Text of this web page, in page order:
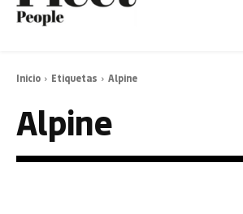
Inicio Etiquetas Alpine
Alpine